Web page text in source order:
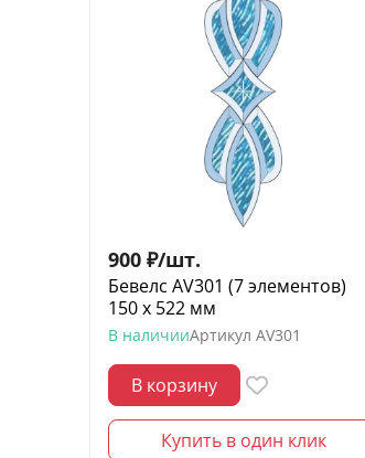
900 ₽/шт.
Бевелс AV301 (7 элементов)
150 х 522 мм
В наличииАртикул AV301
В корзину
Купить в один клик